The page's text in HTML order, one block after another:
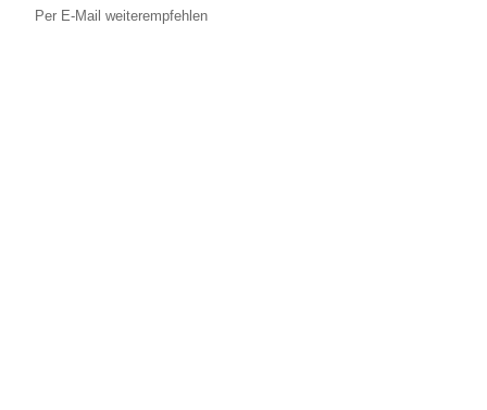
Per E-Mail weiterempfehlen